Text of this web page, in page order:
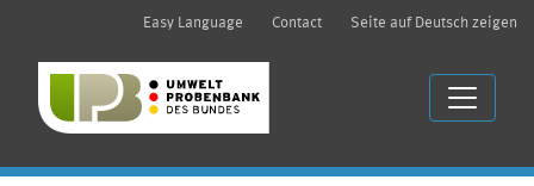
Easy Language Contact Seite auf Deutsch zeigen